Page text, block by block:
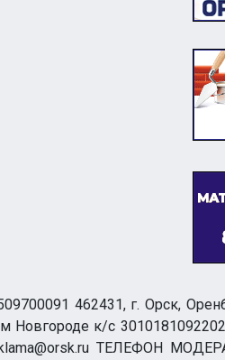
462431, г. Орск,
к/с
ТЕЛЕФОН